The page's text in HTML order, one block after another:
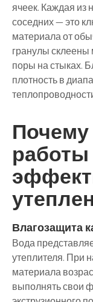
ячеек. Каждая из
соседних — это
материала от
гранулы
поры на стыках.
плотность в
работы
Влагозащита
Вода
утеплителя. При
материала
выполнять свои